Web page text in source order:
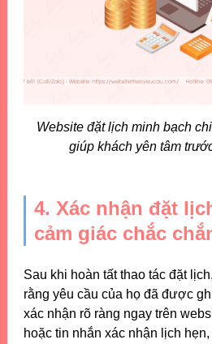
Website đặt lịch minh bạch
giúp khách yên tâm
4. Xác nhận đặt
cảm giác chắc
Sau khi hoàn tất thao tác đặt
rằng yêu cầu của họ đã được
xác nhận rõ ràng ngay trên
hoặc tin nhắn xác nhận lịch